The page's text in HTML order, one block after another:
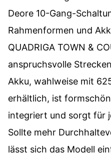
Deore 10-Gang-
Rahmenformen und
QUADRIGA TOWN &
anspruchsvolle
Akku, wahlweise mit
erhältlich, ist
integriert und sorgt für
Sollte mehr
lässt sich das Modell